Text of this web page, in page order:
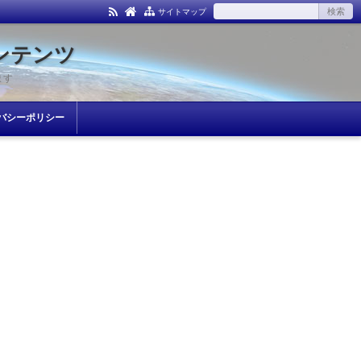
サイトマップ
テンツ
す
シーポリシー